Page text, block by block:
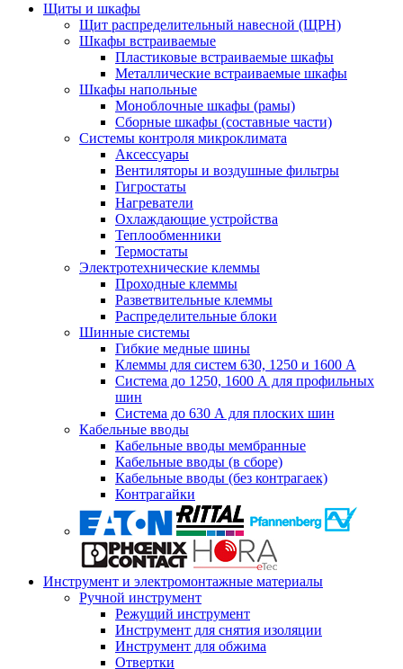
Щиты и шкафы
Щит распределительный навесной (ЩРН)
Шкафы встраиваемые
Пластиковые встраиваемые шкафы
Металлические встраиваемые шкафы
Шкафы напольные
Моноблочные шкафы (рамы)
Сборные шкафы (составные части)
Системы контроля микроклимата
Аксессуары
Вентиляторы и воздушные фильтры
Гигростаты
Нагреватели
Охлаждающие устройства
Теплообменники
Термостаты
Электротехнические клеммы
Проходные клеммы
Разветвительные клеммы
Распределительные блоки
Шинные системы
Гибкие медные шины
Клеммы для систем 630, 1250 и 1600 А
Система до 1250, 1600 А для профильных
шин
Система до 630 А для плоских шин
Кабельные вводы
Кабельные вводы мембранные
Кабельные вводы (в сборе)
Кабельные вводы (без контрагаек)
Контрагайки
Инструмент и электромонтажные материалы
Ручной инструмент
Режущий инструмент
Инструмент для снятия изоляции
Инструмент для обжима
Отвертки